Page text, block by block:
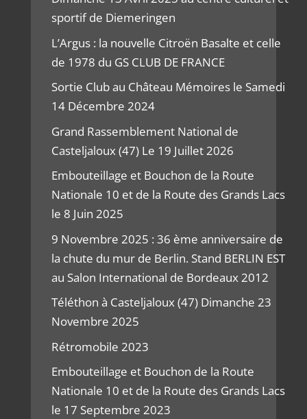
sportif de Diemeringen
L’Argus : la nouvelle Citroën Basalte et celle
de 1978 du GS CLUB DE FRANCE
Sortie Club au Château Mémoires le Samedi
14 Décembre 2024
Grand Rassemblement National de
Casteljaloux (47) Le 19 Juillet 2026
Embouteillage et Bouchon de la Route
Nationale 10 et de la Route des Grands Lacs
le 8 Juin 2025
9 Novembre 2025 : 36 ème anniversaire de
la chute du mur de Berlin. Stand BERLIN EST
au Salon International de Bordeaux 2012
Téléthon à Casteljaloux (47) Dimanche 23
Novembre 2025
Rétromobile 2023
Embouteillage et Bouchon de la Route
Nationale 10 et de la Route des Grands Lacs
le 17 Septembre 2023